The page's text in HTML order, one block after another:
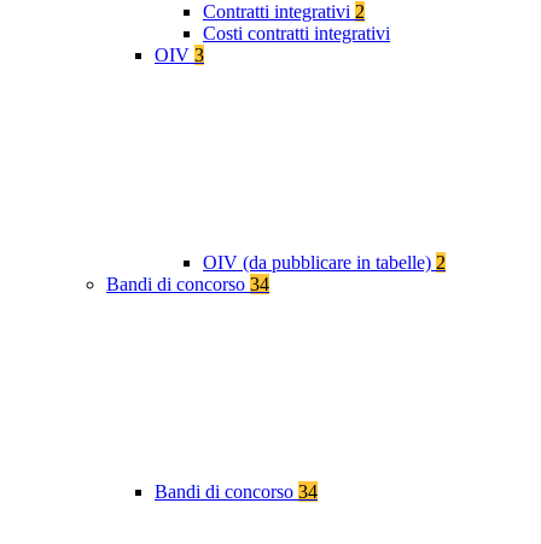
Contratti integrativi 2
Costi contratti integrativi
OIV 3
OIV (da pubblicare in tabelle) 2
Bandi di concorso 34
Bandi di concorso 34